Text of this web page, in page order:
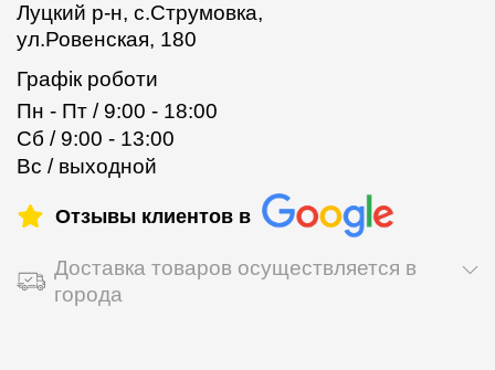
Луцкий р-н, с.Струмовка,
ул.Ровенская, 180
Графік роботи
Пн - Пт / 9:00 - 18:00
Сб / 9:00 - 13:00
Вс / выходной
Отзывы клиентов в
Доставка товаров осуществляется в
города